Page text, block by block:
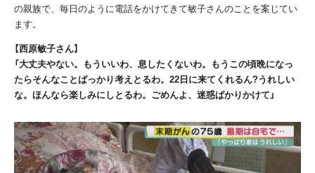
の親族で、毎日のように電話をかけてきて敏子さんのことを案じてい
ます。
【西原敏子さん】
「大丈夫やない。もういいわ、息したくないわ。もうこの頃晩になっ
たらそんなことばっかり考えとるわ。22日に来てくれるん?うれしい
な。ほんなら楽しみにしとるわ。ごめんよ、迷惑ばかりかけて」